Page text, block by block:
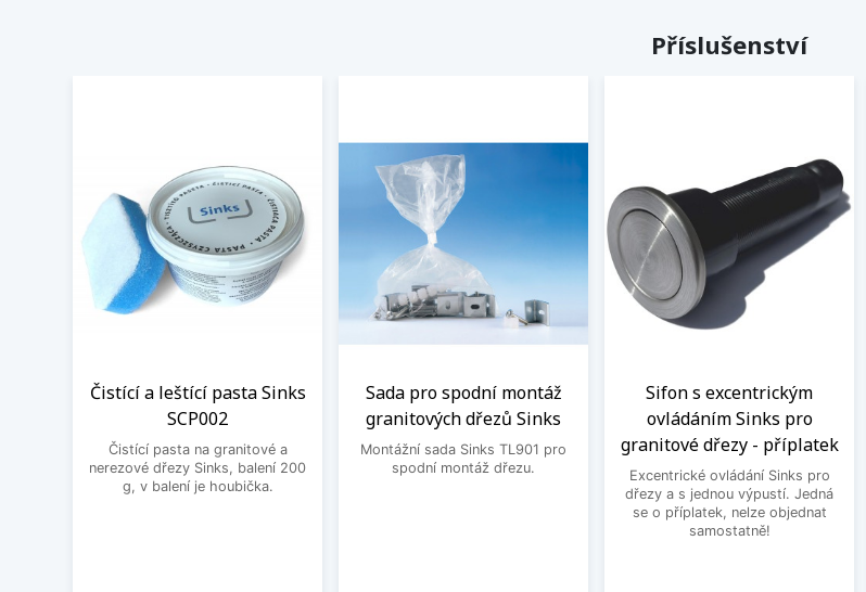
Příslušenství
Čistící a leštící pasta Sinks
SCP002
Čistící pasta na granitové a
nerezové dřezy Sinks, balení 200
g, v balení je houbička.
Sada pro spodní montáž
granitových dřezů Sinks
Montážní sada Sinks TL901 pro
spodní montáž dřezu.
Sifon s excentrickým
ovládáním Sinks pro
granitové dřezy - příplatek
Excentrické ovládání Sinks pro
dřezy a s jednou výpustí. Jedná
se o příplatek, nelze objednat
samostatně!